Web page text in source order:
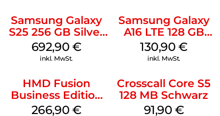
Samsung Galaxy
S25 256 GB Silver
Shadow
692,90 €
inkl. MwSt.
Samsung Galaxy
A16 LTE 128 GB
Black
130,90€
inkl. MwSt.
HMD Fusion
Business Edition
256 GB Grey
266,90 €
Crosscall Core S5
128 MB Schwarz
91,90 €